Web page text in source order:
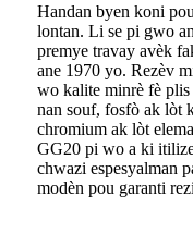
Handan byen koni
lontan. Li se pi gwo
premye travay avèk
ane 1970 yo. Rezèv
wo kalite minrè fè
nan souf, fosfò ak lòt
chromium ak lòt
GG20 pi wo a ki
chwazi espesyalman
modèn pou garanti